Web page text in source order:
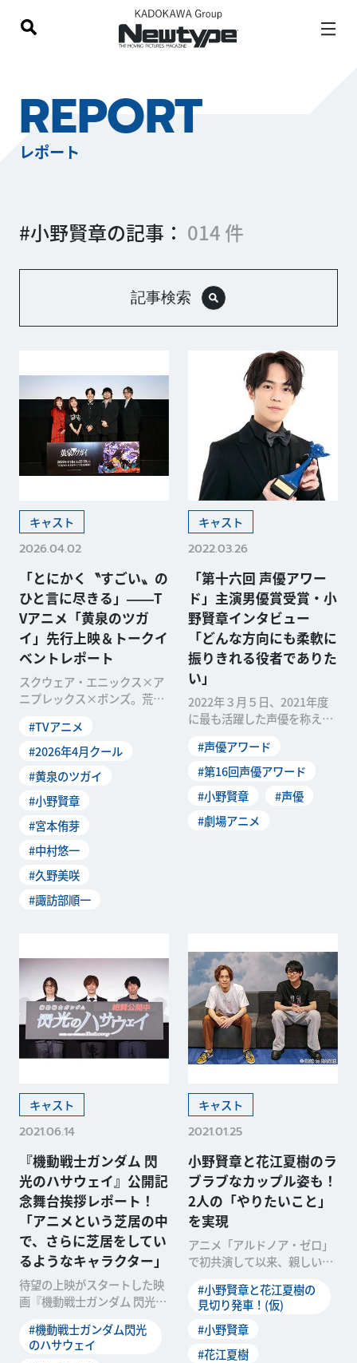
REPORT
レポート
#小野賢章の記事： 014 件
記事検索
キャスト
2026.04.02
「とにかく〝すごい〟の
ひと言に尽きる」――T
Vアニメ「黄泉のツガ
イ」先行上映＆トークイ
ベントレポート
スクウェア・エニックス×ア
ニプレックス×ボンズ。荒川
匙 Silver Spoon」）が描く幻
怪ファンタジー、TVアニメ
４月４日（土）より放送され
ます。放送を先駆け...
#TVアニメ
#2026年4月クール
#黄泉のツガイ
#小野賢章
#宮本侑芽
#中村悠一
#久野美咲
#諏訪部順一
キャスト
2022.03.26
「第十六回 声優アワー
ド」主演男優賞受賞・小
野賢章インタビュー
「どんな方向にも柔軟に
振りきれる役者でありた
い」
2022年３月５日、2021年度
に最も活躍した声優を称える
者が発表されまし
#声優アワード
#第16回声優アワード
#小野賢章
#声優
#劇場アニメ
キャスト
2021.06.14
『機動戦士ガンダム 閃
光のハサウェイ』公開記
念舞台挨拶レポート！
「アニメという芝居の中
で、さらに芝居をしてい
るようなキャラクター」
待望の上映がスタートした映
画『機動戦士ガンダム 閃光の
（日）には東京・丸の内
#機動戦士ガンダム閃光
のハサウェイ
キャスト
2021.01.25
小野賢章と花江夏樹のラ
ブラブなカップル姿も！
2人の「やりたいこと」
を実現
アニメ「アルドノア・ゼロ」
で初共演して以来、親しい間
と花江夏樹さん。そんな
#小野賢章と花江夏樹の
見切り発車！(仮)
#小野賢章
#花江夏樹